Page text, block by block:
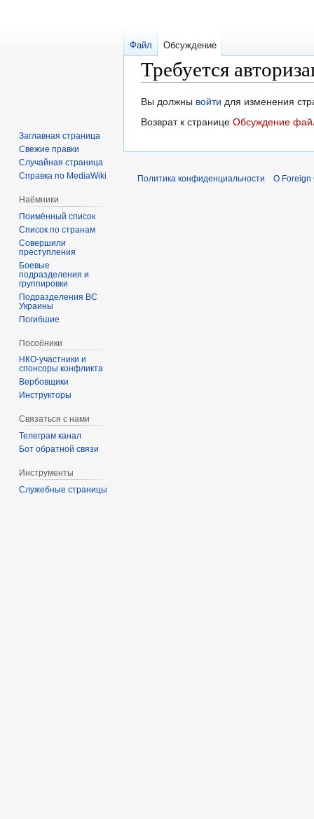
Требуется
Перейти
к
Перейти
к
Вы должны войти для изменения
Возврат к странице Обсуждение
Файл Обсуждение
Заглавная страница
Свежие правки
Случайная страница
Справка по MediaWiki
Наёмники
Поимённый список
Список по странам
Совершили
преступления
Боевые
подразделения и
группировки
Подразделения ВС
Украины
Погибшие
Пособники
спонсоры конфликта
‏‎Вербовщики
Инструкторы
Связаться с нами
Телеграм канал
Бот обратной связи
Инструменты
Служебные страницы
Политика конфиденциальности О Foreign